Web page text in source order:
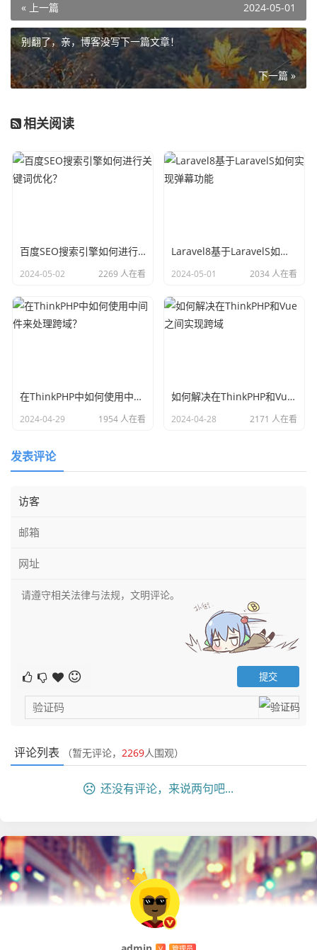
« 上一篇 2024-05-01
别翻了，亲，博客没写下一篇文章！
下一篇 »
相关阅读
百度SEO搜索引擎如何进行关键词优化？
2024-05-02 2269 人在看
Laravel8基于LaravelS如何实现弹幕功能
2024-05-01 2034 人在看
在ThinkPHP中如何使用中间件来处理跨域？
2024-04-29 1954 人在看
如何解决在ThinkPHP和Vue之间实现跨域
2024-04-28 2171 人在看
发表评论
评论列表 （暂无评论， 2269人围观）
还没有评论，来说两句吧...